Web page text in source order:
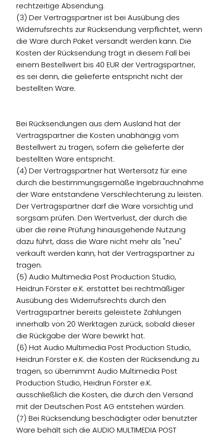
rechtzeitige Absendung.
(3) Der Vertragspartner ist bei Ausübung des
Widerrufsrechts zur Rücksendung verpflichtet, wenn
die Ware durch Paket versandt werden kann. Die
Kosten der Rücksendung trägt in diesem Fall bei
einem Bestellwert bis 40 EUR der Vertragspartner,
es sei denn, die gelieferte entspricht nicht der
bestellten Ware.
Bei Rücksendungen aus dem Ausland hat der
Vertragspartner die Kosten unabhängig vom
Bestellwert zu tragen, sofern die gelieferte der
bestellten Ware entspricht.
(4) Der Vertragspartner hat Wertersatz für eine
durch die bestimmungsgemäße Ingebrauchnahme
der Ware entstandene Verschlechterung zu leisten.
Der Vertragspartner darf die Ware vorsichtig und
sorgsam prüfen. Den Wertverlust, der durch die
über die reine Prüfung hinausgehende Nutzung
dazu führt, dass die Ware nicht mehr als "neu"
verkauft werden kann, hat der Vertragspartner zu
tragen.
(5) Audio Multimedia Post Production Studio,
Heidrun Förster e.K. erstattet bei rechtmäßiger
Ausübung des Widerrufsrechts durch den
Vertragspartner bereits geleistete Zahlungen
innerhalb von 20 Werktagen zurück, sobald dieser
die Rückgabe der Ware bewirkt hat.
(6) Hat Audio Multimedia Post Production Studio,
Heidrun Förster e.K. die Kosten der Rücksendung zu
tragen, so übernimmt Audio Multimedia Post
Production Studio, Heidrun Förster e.K.
ausschließlich die Kosten, die durch den Versand
mit der Deutschen Post AG entstehen würden.
(7) Bei Rücksendung beschädigter oder benutzter
Ware behält sich die AUDIO MULTIMEDIA POST